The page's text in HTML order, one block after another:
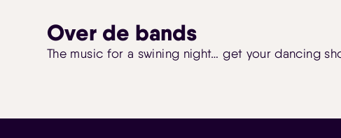
Over de bands
The music for a swining night… get your dancing